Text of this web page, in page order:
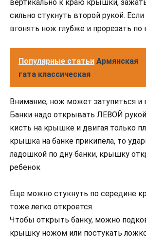
вертикально к краю крышки,
сильно стукнуть второй рукой.
вгонять нож глубже и прорезать по
Популярные статьи Армянская
гата классическая
Внимание, нож может затупиться и
Банки надо открывать ЛЕВОЙ
кисть на крышке и двигая только
крышка на банке прикипела, то
ладошкой по дну банки, крышку
ребенок
Еще можно стукнуть по середине
тоже легко откроется.
Чтобы открыть банку, можно
крышку ножом или постукать